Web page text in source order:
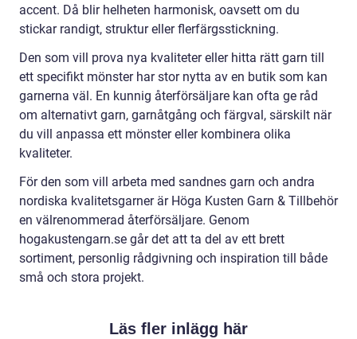
accent. Då blir helheten harmonisk, oavsett om du
stickar randigt, struktur eller flerfärgsstickning.
Den som vill prova nya kvaliteter eller hitta rätt garn till
ett specifikt mönster har stor nytta av en butik som kan
garnerna väl. En kunnig återförsäljare kan ofta ge råd
om alternativt garn, garnåtgång och färgval, särskilt när
du vill anpassa ett mönster eller kombinera olika
kvaliteter.
För den som vill arbeta med sandnes garn och andra
nordiska kvalitetsgarner är Höga Kusten Garn & Tillbehör
en välrenommerad återförsäljare. Genom
hogakustengarn.se går det att ta del av ett brett
sortiment, personlig rådgivning och inspiration till både
små och stora projekt.
Läs fler inlägg här